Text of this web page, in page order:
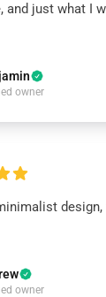
and just what I
owner
design,
owner